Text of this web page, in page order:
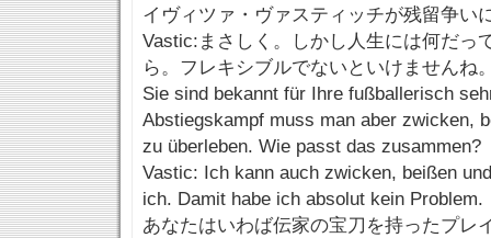
イヴィツァ・ヴァスティッチが残留争い
Vastic:まさしく。しかし人生には何だっ
ら。フレキシブルでないといけませんね
Sie sind bekannt für Ihre fußballerisch
Abstiegskampf muss man aber zwicken,
zu überleben. Wie passt das zusammen?
Vastic: Ich kann auch zwicken, beißen
ich. Damit habe ich absolut kein Problem.
あなたはいわば伝家の宝刀を持ったプレ